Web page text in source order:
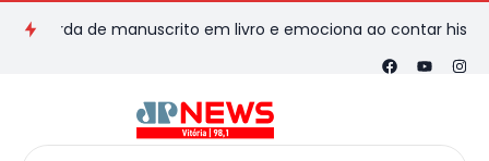
de manuscrito em livro e emociona ao contar história